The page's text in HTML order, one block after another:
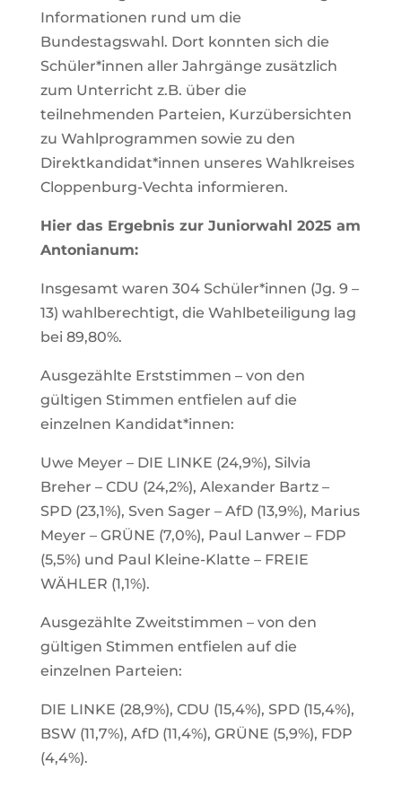
Informationen rund um die
Bundestagswahl. Dort konnten sich die
Schüler*innen aller Jahrgänge zusätzlich
zum Unterricht z.B. über die
teilnehmenden Parteien, Kurzübersichten
zu Wahlprogrammen sowie zu den
Direktkandidat*innen unseres Wahlkreises
Cloppenburg-Vechta informieren.
Hier das Ergebnis zur Juniorwahl 2025 am
Antonianum:
Insgesamt waren 304 Schüler*innen (Jg. 9 –
13) wahlberechtigt, die Wahlbeteiligung lag
bei 89,80%.
Ausgezählte Erststimmen – von den
gültigen Stimmen entfielen auf die
einzelnen Kandidat*innen:
Uwe Meyer – DIE LINKE (24,9%), Silvia
Breher – CDU (24,2%), Alexander Bartz –
SPD (23,1%), Sven Sager – AfD (13,9%), Marius
Meyer – GRÜNE (7,0%), Paul Lanwer – FDP
(5,5%) und Paul Kleine-Klatte – FREIE
WÄHLER (1,1%).
Ausgezählte Zweitstimmen – von den
gültigen Stimmen entfielen auf die
einzelnen Parteien:
DIE LINKE (28,9%), CDU (15,4%), SPD (15,4%),
BSW (11,7%), AfD (11,4%), GRÜNE (5,9%), FDP
(4,4%).